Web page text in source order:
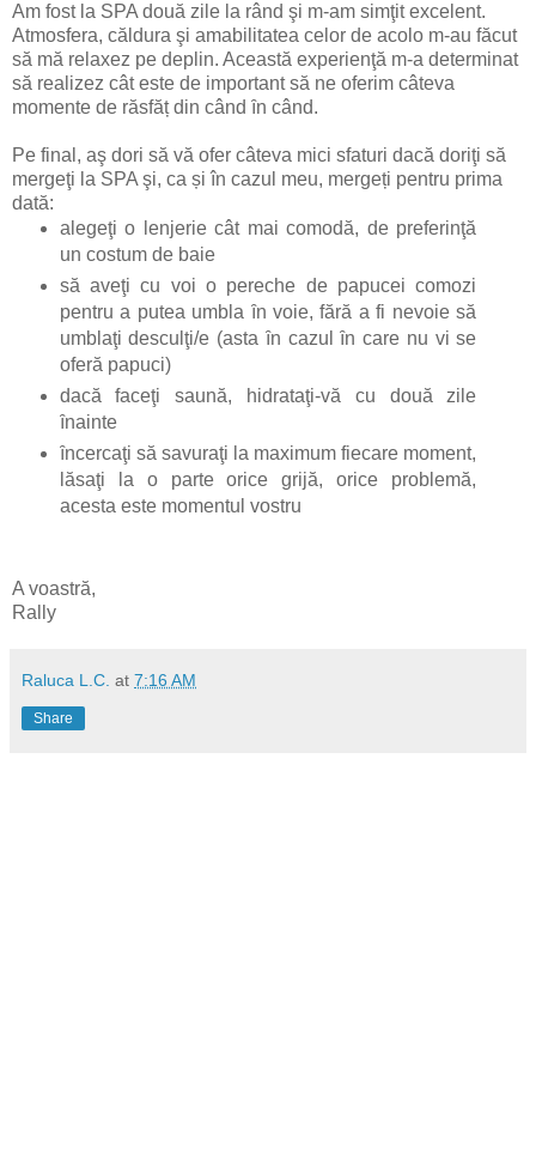
Am fost la SPA două zile la rând şi m-am simţit excelent.
Atmosfera, căldura şi amabilitatea celor de acolo m-au făcut
să mă relaxez pe deplin. Această experienţă m-a determinat
să realizez cât este de important să ne oferim câteva
momente de răsfățdin când ȋn când.
Pe final, aş dori să vă ofer câteva mici sfaturi dacă doriţi să
mergeţi la SPA şi, ca și în cazul meu, mergeți pentru prima
dată:
alegeţi o lenjerie cât mai comodă, de preferinţă
un costum de baie
să aveţi cu voi o pereche de papucei comozi
pentru a putea umbla ȋn voie, fără a fi nevoie să
umblaţi desculţi/e (asta ȋn cazul ȋn care nu vi se
oferă papuci)
dacă faceţi saună, hidrataţi-vă cu două zile
ȋnainte
ȋncercaţi să savuraţi la maximum fiecare moment,
lăsaţi la o parte orice grijă, orice problemă,
acesta este momentul vostru
A voastră,
Rally
Raluca L.C. at 7:16 AM
Share